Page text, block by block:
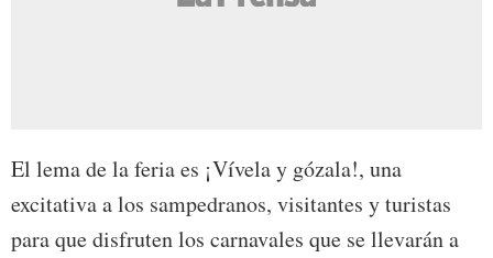
El lema de la feria es ¡Vívela y gózala!, una
excitativa a los sampedranos, visitantes y turistas
para que disfruten los carnavales que se llevarán a